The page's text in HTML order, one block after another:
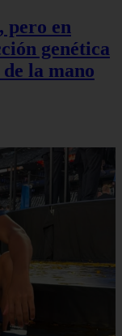
pero en
genética
la mano